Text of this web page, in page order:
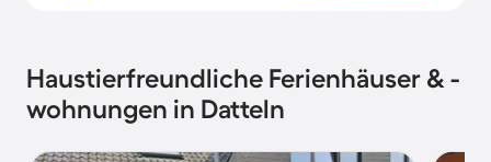
Haustierfreundliche Ferienhäuser & -
wohnungen in Datteln